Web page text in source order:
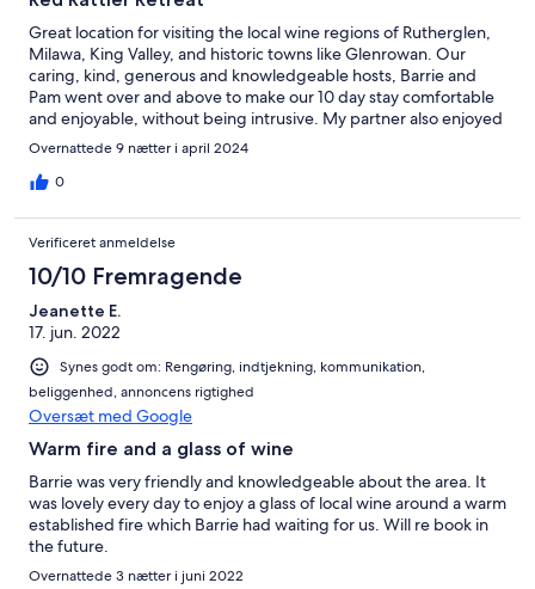
Great location for visiting the local wine regions of Rutherglen,
Milawa, King Valley, and historic towns like Glenrowan. Our
caring, kind, generous and knowledgeable hosts, Barrie and
Pam went over and above to make our 10 day stay comfortable
and enjoyable, without being intrusive. My partner also enjoyed
meeting the cows on the property.
Overnattede 9 nætter i april 2024
0
Verificeret anmeldelse
10/10 Fremragende
Jeanette E.
17. jun. 2022
Synes godt om: Rengøring, indtjekning, kommunikation,
beliggenhed, annoncens rigtighed
Oversæt med Google
Warm fire and a glass of wine
Barrie was very friendly and knowledgeable about the area. It
was lovely every day to enjoy a glass of local wine around a warm
established fire which Barrie had waiting for us. Will re book in
the future.
Overnattede 3 nætter i juni 2022